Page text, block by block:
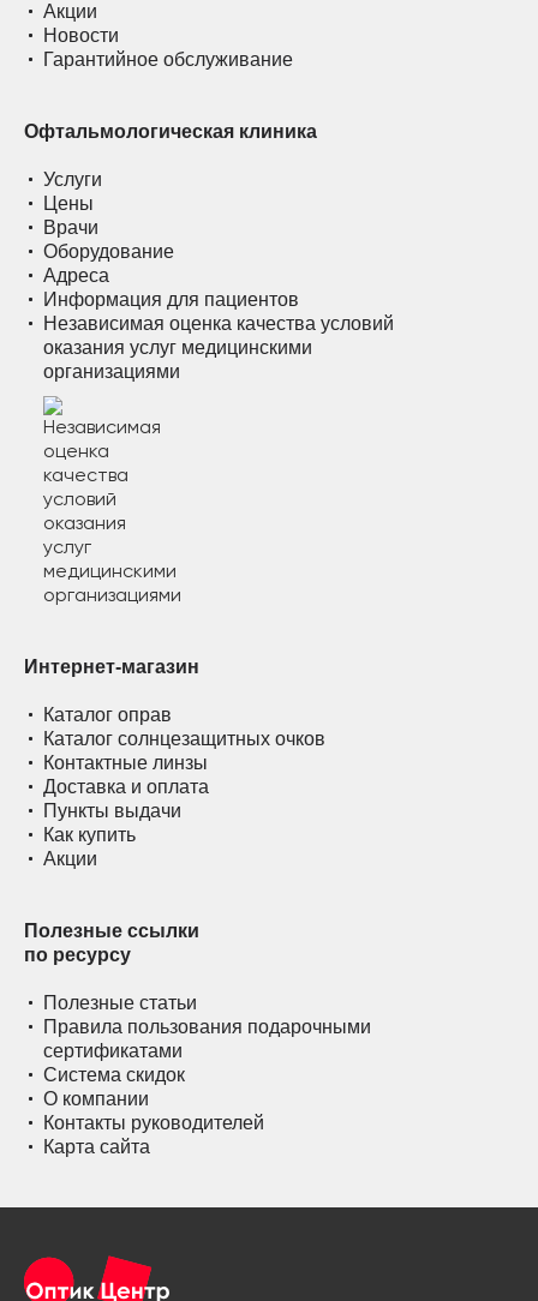
Акции
Новости
Гарантийное обслуживание
Офтальмологическая клиника
Услуги
Цены
Врачи
Оборудование
Адреса
Информация для пациентов
Независимая оценка качества условий
оказания услуг медицинскими
организациями
Интернет-магазин
Каталог оправ
Каталог солнцезащитных очков
Контактные линзы
Доставка и оплата
Пункты выдачи
Как купить
Акции
Полезные ссылки
по ресурсу
Полезные статьи
Правила пользования подарочными
сертификатами
Система скидок
О компании
Контакты руководителей
Карта сайта